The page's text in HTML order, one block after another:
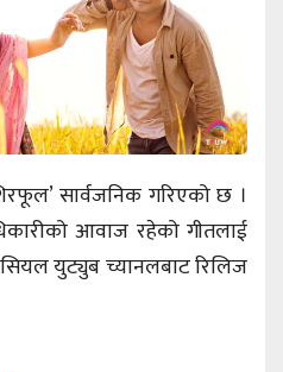
सार्वजनिक गरिएको छ ।
आवाज रहेको गीतलाई
युट्युब च्यानलबाट रिलिज